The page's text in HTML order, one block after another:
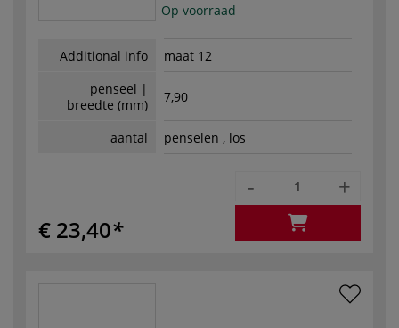
Op voorraad
Additional info
maat 12
penseel |
breedte (mm)
7,90
aantal penselen , los
€ 23,40
- +